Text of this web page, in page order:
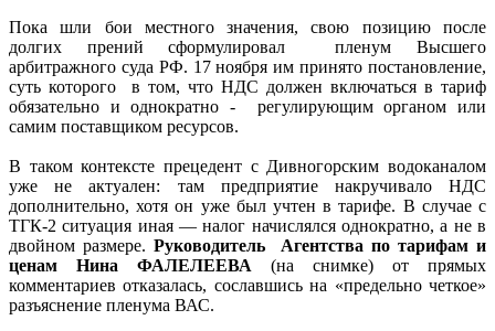
Пока шли бои местного значения, свою позицию после
долгих прений сформулировал пленум Высшего
арбитражного суда РФ. 17 ноября им принято постановление,
суть которого в том, что НДС должен включаться в тариф
обязательно и однократно - регулирующим органом или
самим поставщиком ресурсов.
В таком контексте прецедент с Дивногорским водоканалом
уже не актуален: там предприятие накручивало НДС
дополнительно, хотя он уже был учтен в тарифе. В случае с
ТГК-2 ситуация иная — налог начислялся однократно, а не в
двойном размере. Руководитель Агентства по тарифам и
ценам Нина ФАЛЕЛЕЕВА (на снимке) от прямых
комментариев отказалась, сославшись на «предельно четкое»
разъяснение пленума ВАС.